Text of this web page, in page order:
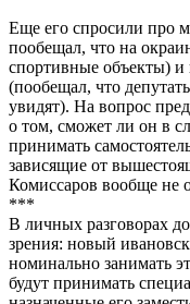
Еще его спросили про
пообещал, что на
спортивные объекты) и
(пообещал, что
увидят). На вопрос
о том, сможет ли он в
принимать
зависящие от
Комиссаров вообще не
***
В личных разговорах
зрения: новый
номинально занимать
будут принимать